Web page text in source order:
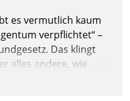
es vermutlich kaum
verpflichtet“ –
Das klingt
alles andere, wie
Denn mit der